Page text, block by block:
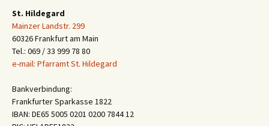
St. Hildegard
Mainzer Landstr. 299
60326 Frankfurt am Main
Tel.: 069 / 33 999 78 80
e-mail: Pfarramt St. Hildegard
Bankverbindung:
Frankfurter Sparkasse 1822
IBAN: DE65 5005 0201 0200 7844 12